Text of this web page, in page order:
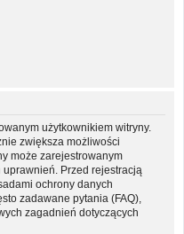
użytkownikiem witryny.
zwiększa możliwości
może zarejestrowanym
Przed rejestracją
ochrony danych
zadawane pytania (FAQ),
zagadnień dotyczących